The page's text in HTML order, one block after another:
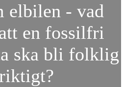
elbilen - vad
en fossilfri
ska bli folklig